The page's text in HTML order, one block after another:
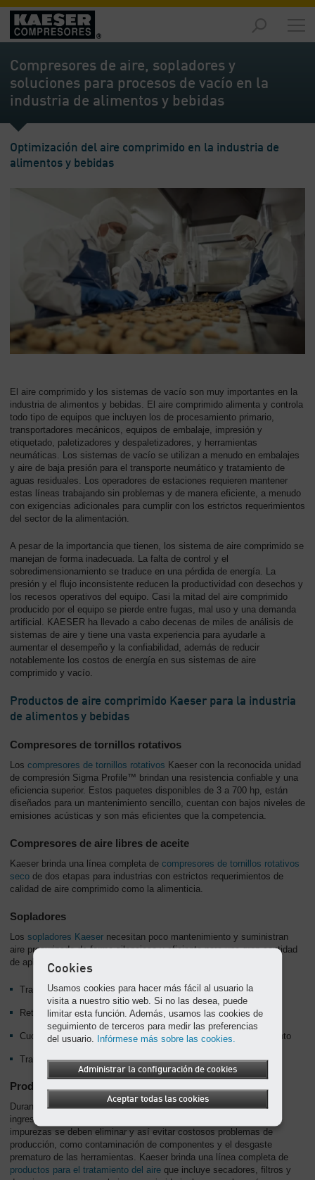
Productos
y
soluciones
-
Contenido
Servicios
-
Contenido
Recursos
Kaeser
-
Contenido
Compresores de aire, sopladores y
soluciones para procesos de vacío en la
industria de alimentos y bebidas
Optimización del aire comprimido en la industria de
alimentos y bebidas
El aire comprimido y los sistemas de vacío son muy importantes en la
industria de alimentos y bebidas. El aire comprimido alimenta y controla
todo tipo de equipos que incluyen los de procesamiento primario,
transportadores mecánicos, equipos de embalaje, impresión y
etiquetado, paletizadores y despaletizadores, y herramientas
neumáticas. Los sistemas de vacío se utilizan a menudo en embalajes
y aire de baja presión para el transporte neumático y tratamiento de
aguas residuales. Los operadores de estaciones requieren mantener
estas líneas trabajando sin problemas y de manera eficiente, a menudo
con exigencias adicionales para cumplir con los estrictos requerimientos
del sector de la alimentación.
A pesar de la importancia que tienen, los sistema de aire comprimido se
manejan de forma inadecuada. La falta de control y el
sobredimensionamiento se traduce en una pérdida de energía. La
presión y el flujo inconsistente reducen la productividad con desechos y
los recesos operativos del equipo. Casi la mitad del aire comprimido
producido por el equipo se pierde entre fugas, mal uso y una demanda
artificial. KAESER ha llevado a cabo decenas de miles de análisis de
sistemas de aire y tiene una vasta experiencia para ayudarle a
aumentar el desempeño y la confiabilidad, además de reducir
notablemente los costos de energía en sus sistemas de aire
comprimido y vacío.
Productos de aire comprimido Kaeser para la industria
de alimentos y bebidas
Compresores de tornillos rotativos
Los compresores de tornillos rotativos Kaeser con la reconocida unidad
de compresión Sigma Profile™ brindan una resistencia confiable y una
eficiencia superior. Estos paquetes disponibles de 3 a 700 hp, están
diseñados para un mantenimiento sencillo, cuentan con bajos niveles de
emisiones acústicas y son más eficientes que la competencia.
Compresores de aire libres de aceite
Kaeser brinda una línea completa de compresores de tornillos rotativos
seco de dos etapas para industrias con estrictos requerimientos de
calidad de aire comprimido como la alimenticia.
Sopladores
Los sopladores Kaeser necesitan poco mantenimiento y suministran
aire presurizado de forma silenciosa y eficiente para una gran cantidad
de aplicaciones que incluyen:
Transporte neumático para productos a granel
Retención de vacío
Cuchillas de aire y para otros propósitos de soplado y enfriamiento
Tratamiento de aguas residuales
Productos para el tratamiento del aire comprimido
Durante el proceso de compresión y a través del aire atmosférico
ingresan al compresor suciedad, aceite y otras impurezas. Estas
impurezas se deben eliminar y así evitar costosos problemas de
producción, como contaminación de componentes y el desgaste
prematuro de las herramientas. Kaeser brinda una línea completa de
productos para el tratamiento del aire que incluye secadores, filtros y
Cookies
Usamos cookies para hacer más fácil al usuario la
visita a nuestro sitio web. Si no las desea, puede
limitar esta función. Además, usamos las cookies de
seguimiento de terceros para medir las preferencias
del usuario. Infórmese más sobre las cookies.
Administrar la configuración de cookies
Aceptar todas las cookies